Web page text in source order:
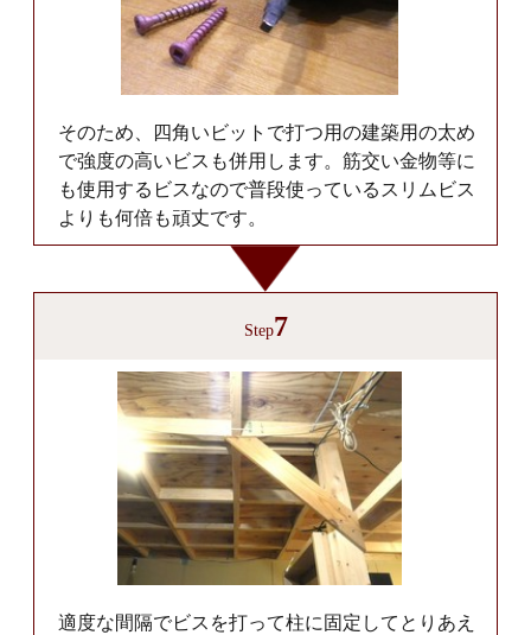
そのため、四角いビットで打つ用の建築用の太め
で強度の高いビスも併用します。筋交い金物等に
も使用するビスなので普段使っているスリムビス
よりも何倍も頑丈です。
Step7
適度な間隔でビスを打って柱に固定してとりあえ